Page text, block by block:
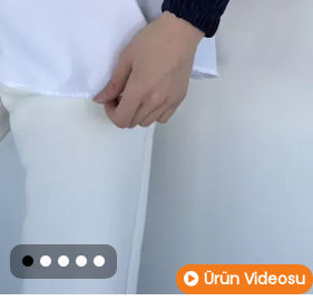
Ürün Videosu